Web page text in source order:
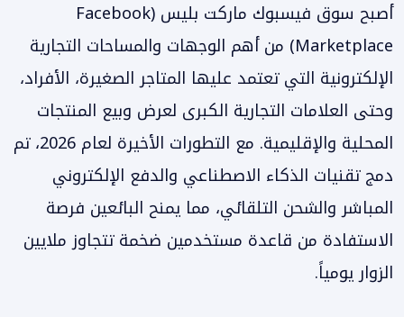
أصبح سوق فيسبوك ماركت بليس (Facebook
Marketplace) من أهم الوجهات والمساحات التجارية
الإلكترونية التي تعتمد عليها المتاجر الصغيرة، الأفراد،
وحتى العلامات التجارية الكبرى لعرض وبيع المنتجات
المحلية والإقليمية. مع التطورات الأخيرة لعام 2026، تم
دمج تقنيات الذكاء الاصطناعي والدفع الإلكتروني
المباشر والشحن التلقائي، مما يمنح البائعين فرصة
الاستفادة من قاعدة مستخدمين ضخمة تتجاوز ملايين
الزوار يومياً.